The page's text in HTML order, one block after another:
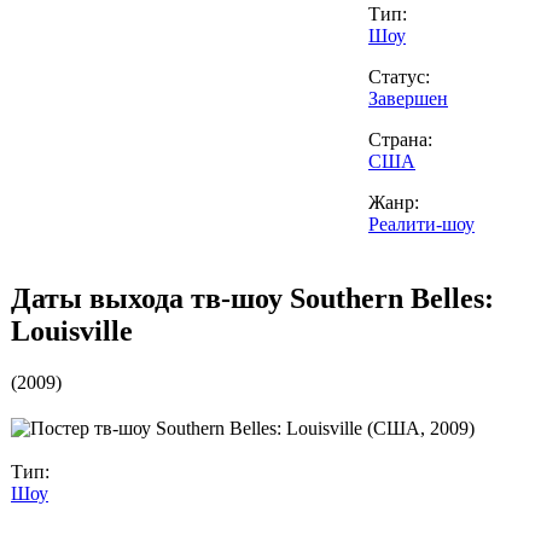
Тип:
Шоу
Статус:
Завершен
Страна:
США
Жанр:
Реалити-шоу
Даты выхода тв-шоу Southern Belles:
Louisville
(2009)
Тип:
Шоу